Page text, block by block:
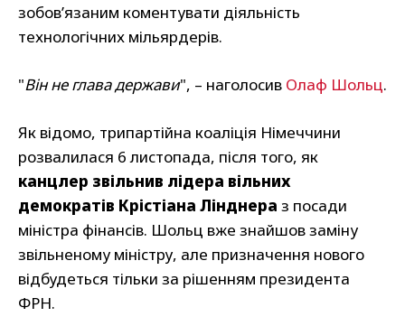
зобов’язаним коментувати діяльність
технологічних мільярдерів.
"Він не глава держави", – наголосив Олаф Шольц.
Як відомо, трипартійна коаліція Німеччини
розвалилася 6 листопада, після того, як
канцлер звільнив лідера вільних
демократів Крістіана Лінднера з посади
міністра фінансів. Шольц вже знайшов заміну
звільненому міністру, але призначення нового
відбудеться тільки за рішенням президента
ФРН.